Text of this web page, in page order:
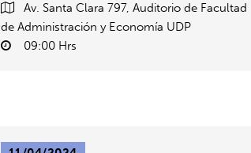
Av. Santa Clara 797, Auditorio de Facultad
de Administración y Economía UDP
09:00 Hrs